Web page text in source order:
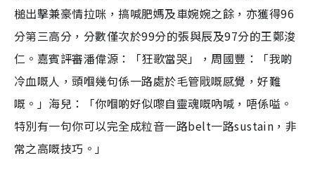
槌出擊兼豪情拉咪，搞喊肥媽及車婉婉之餘，亦獲得96
分第三高分，分數僅次於99分的張與辰及97分的王鄭浚
仁。嘉賓評審潘偉源：「狂歌當哭」，周國豐：「我啲
冷血嘅人，頭嗰幾句係一路處於毛管戙嘅感覺，好難
嘅。」海兒：「你嗰啲好似嚟自靈魂嘅吶喊，唔係嗌。
特別有一句你可以完全成粒音一路belt一路sustain，非
常之高嘅技巧。」